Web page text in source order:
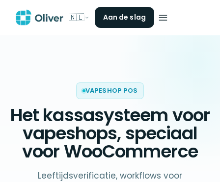
🇳🇱 Aan de slag
VAPESHOP POS
Hetkassasysteem voor
vapeshops, speciaal
voor WooCommerce
Leeftijdsverificatie, workflows voor